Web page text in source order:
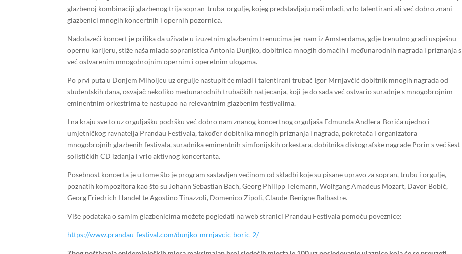
glazbenoj kombinaciji glazbenog trija sopran-truba-orgulje, kojeg predstavljaju naši mladi, vrlo talentirani ali već dobro znani
glazbenici mnogih koncertnih i opernih pozornica.
Nadolazeći koncert je prilika da uživate u izuzetnim glazbenim trenucima jer nam iz Amsterdama, gdje trenutno gradi uspješnu
opernu karijeru, stiže naša mlada sopranistica Antonia Dunjko, dobitnica mnogih domaćih i međunarodnih nagrada i priznanja s
već ostvarenim mnogobrojnim opernim i operetnim ulogama.
Po prvi puta u Donjem Miholjcu uz orgulje nastupit će mladi i talentirani trubač Igor Mrnjavčić dobitnik mnogih nagrada od
studentskih dana, osvajač nekoliko međunarodnih trubačkih natjecanja, koji je do sada već ostvario suradnje s mnogobrojnim
eminentnim orkestrima te nastupao na relevantnim glazbenim festivalima.
I na kraju sve to uz orguljašku podršku već dobro nam znanog koncertnog orguljaša Edmunda Andlera-Borića ujedno i
umjetničkog ravnatelja Prandau Festivala, također dobitnika mnogih priznanja i nagrada, pokretača i organizatora
mnogobrojnih glazbenih festivala, suradnika eminentnih simfonijskih orkestara, dobitnika diskografske nagrade Porin s već šest
solističkih CD izdanja i vrlo aktivnog koncertanta.
Posebnost koncerta je u tome što je program sastavljen većinom od skladbi koje su pisane upravo za sopran, trubu i orgulje,
poznatih kompozitora kao što su Johann Sebastian Bach, Georg Philipp Telemann, Wolfgang Amadeus Mozart, Davor Bobić,
Georg Friedrich Handel te Agostino Tinazzoli, Domenico Zipoli, Claude-Benigne Balbastre.
Više podataka o samim glazbenicima možete pogledati na web stranici Prandau Festivala pomoću poveznice:
https://www.prandau-festival.com/dunjko-mrnjavcic-boric-2/